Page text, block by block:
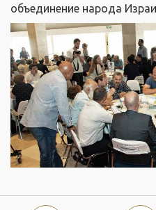
объединение народа